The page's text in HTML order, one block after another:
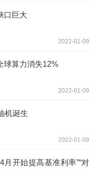
口巨大
2022-01-09
球算力消失12%
2022-01-09
机诞生
2022-01-09
开始提高基准利率”“对